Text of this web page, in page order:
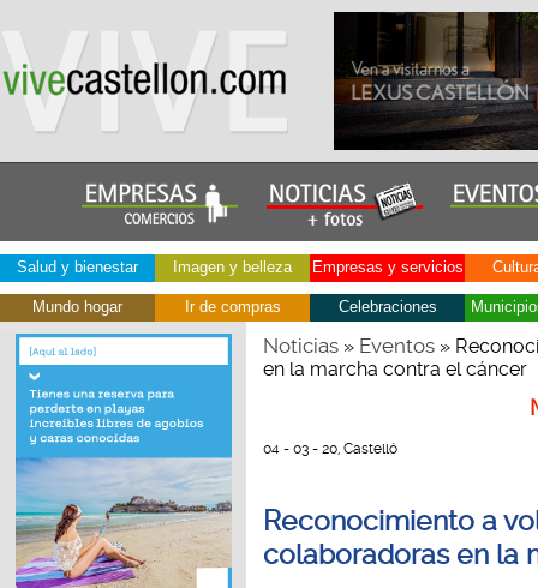
Salud y bienestar Imagen y belleza Empresas y servicios
Mundo hogar Ir de compras Celebraciones
Noticias» Eventos»
en la marcha contra el cáncer
04 - 03 - 20, Castelló
Reconocimiento a
colaboradoras en la